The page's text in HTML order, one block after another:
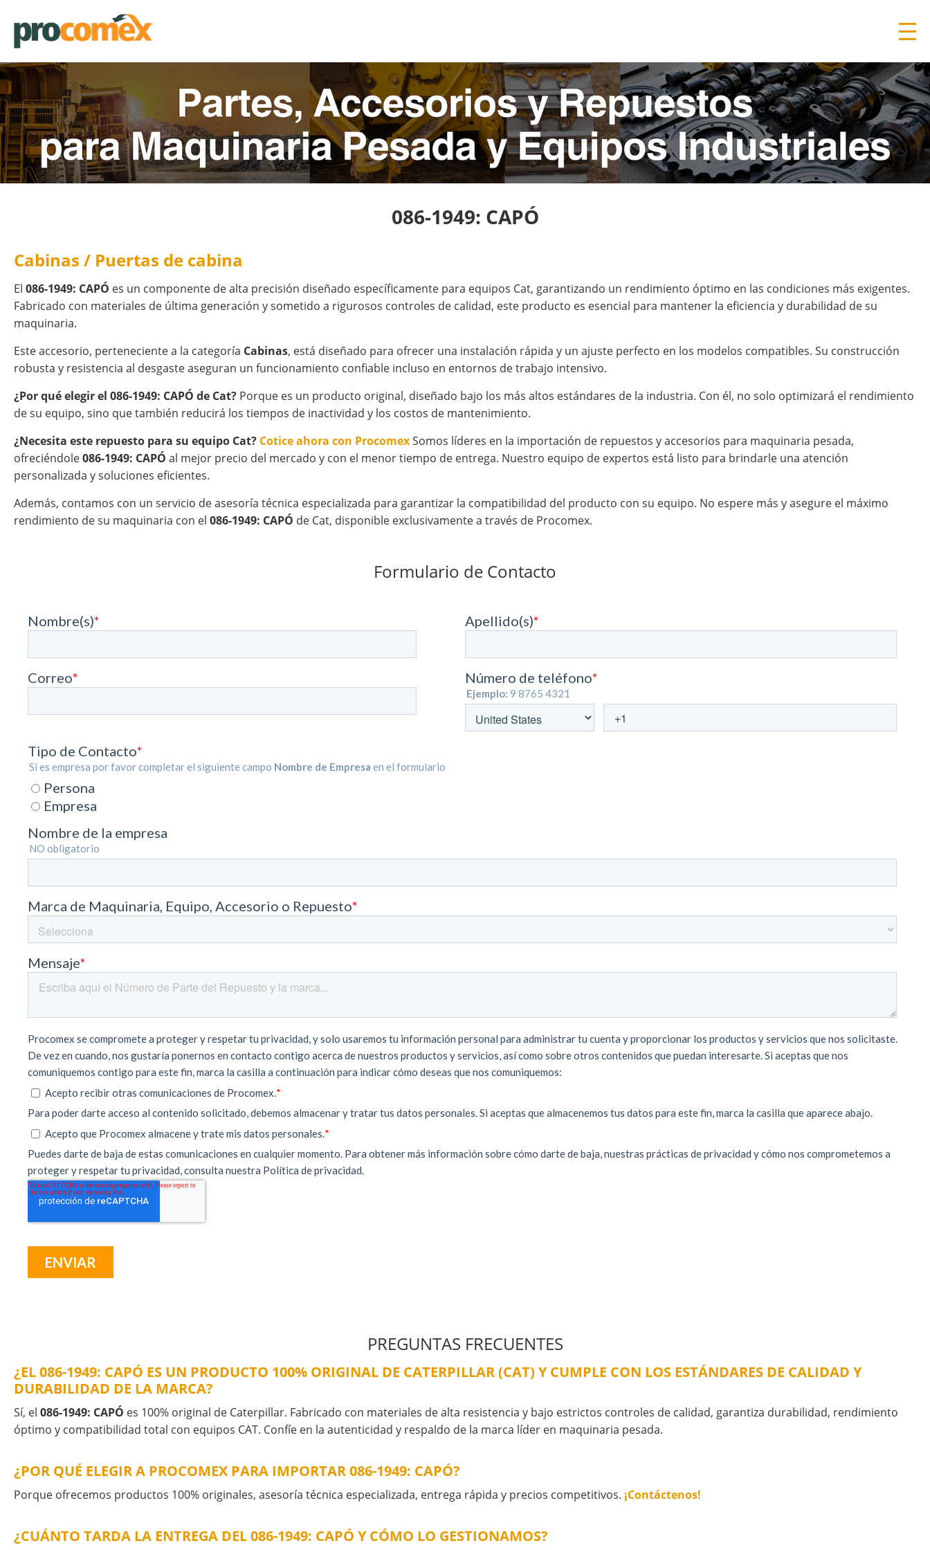
086-1949: CAPÓ
Cabinas / Puertas de cabina
El 086-1949: CAPÓ es un componente de alta precisión diseñado específicamente para equipos Cat, garantizando un rendimiento óptimo en las condiciones más exigentes.
Fabricado con materiales de última generación y sometido a rigurosos controles de calidad, este producto es esencial para mantener la eficiencia y durabilidad de su
maquinaria.
Este accesorio, perteneciente a la categoría Cabinas, está diseñado para ofrecer una instalación rápida y un ajuste perfecto en los modelos compatibles. Su construcción
robusta y resistencia al desgaste aseguran un funcionamiento confiable incluso en entornos de trabajo intensivo.
¿Por qué elegir el 086-1949: CAPÓ de Cat? Porque es un producto original, diseñado bajo los más altos estándares de la industria. Con él, no solo optimizará el rendimiento
de su equipo, sino que también reducirá los tiempos de inactividad y los costos de mantenimiento.
¿Necesita este repuesto para su equipo Cat? Cotice ahora con ProcomexSomos líderes en la importación de repuestos y accesorios para maquinaria pesada,
ofreciéndole086-1949: CAPÓ al mejor precio del mercado y con el menor tiempo de entrega. Nuestro equipo de expertos está listo para brindarle una atención
personalizada y soluciones eficientes.
Además, contamos con un servicio de asesoría técnica especializada para garantizar la compatibilidad del producto con su equipo. No espere más y asegure el máximo
rendimiento de su maquinaria con el 086-1949: CAPÓ de Cat, disponible exclusivamente a través de Procomex.
Formulario de Contacto
PREGUNTAS FRECUENTES
¿EL 086-1949: CAPÓ ES UN PRODUCTO 100% ORIGINAL DE CATERPILLAR (CAT) Y CUMPLE CON LOS ESTÁNDARES DE CALIDAD Y
DURABILIDAD DE LA MARCA?
Sí, el 086-1949: CAPÓ es 100% original de Caterpillar. Fabricado con materiales de alta resistencia y bajo estrictos controles de calidad, garantiza durabilidad, rendimiento
óptimo y compatibilidad total con equipos CAT. Confíe en la autenticidad y respaldo de la marca líder en maquinaria pesada.
¿POR QUÉ ELEGIR A PROCOMEX PARA IMPORTAR 086-1949: CAPÓ?
Porque ofrecemos productos 100% originales, asesoría técnica especializada, entrega rápida y precios competitivos. ¡Contáctenos!
¿CUÁNTO TARDA LA ENTREGA DEL 086-1949: CAPÓ Y CÓMO LO GESTIONAMOS?